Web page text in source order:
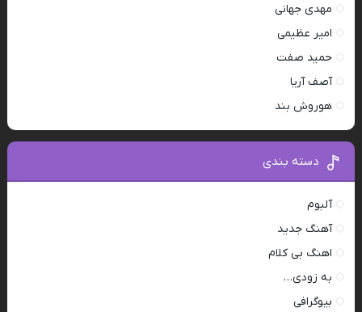
مهدی جهانی
امیر عظیمی
حمید صفت
آصف آریا
هوروش بند
دسته بندی
آلبوم
آهنگ جدید
اهنگ بی کلام
به زودی…
بیوگرافی